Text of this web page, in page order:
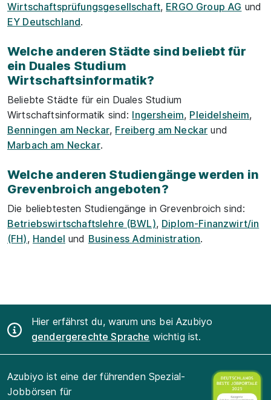
Wirtschaftsprüfungsgesellschaft, ERGO Group AG und
EY Deutschland.
Welche anderen Städte sind beliebt für
ein Duales Studium
Wirtschaftsinformatik?
Beliebte Städte für ein Duales Studium
Wirtschaftsinformatik sind: Ingersheim, Pleidelsheim,
Benningen am Neckar, Freiberg am Neckar und
Marbach am Neckar.
Welche anderen Studiengänge werden in
Grevenbroich angeboten?
Die beliebtesten Studiengänge in Grevenbroich sind:
Betriebswirtschaftslehre (BWL), Diplom-Finanzwirt/in
(FH), Handel und Business Administration.
Hier erfährst du, warum uns bei Azubiyo
gendergerechte Sprache wichtig ist.
Azubiyo ist eine der führenden Spezial-
Jobbörsen für